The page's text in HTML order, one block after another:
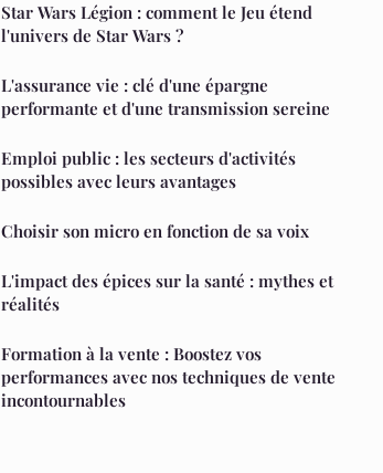
Star Wars Légion : comment le Jeu étend
l'univers de Star Wars ?
L'assurance vie : clé d'une épargne
performante et d'une transmission sereine
Emploi public : les secteurs d'activités
possibles avec leurs avantages
Choisir son micro en fonction de sa voix
L'impact des épices sur la santé : mythes et
réalités
Formation à la vente : Boostez vos
performances avec nos techniques de vente
incontournables